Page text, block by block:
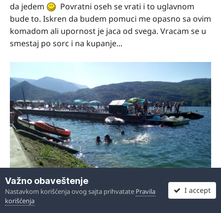
da jedem
Povratni oseh se vrati i to uglavnom
bude to. Iskren da budem pomuci me opasno sa ovim
komadom ali upornost je jaca od svega. Vracam se u
smestaj po sorc i na kupanje...
Važno obaveštenje
Nastavkom korišćenja ovog sajta prihvatate Pravila
korišćenja
I accept